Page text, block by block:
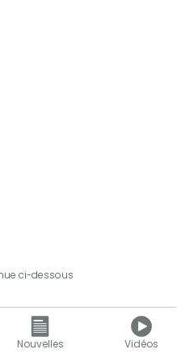
Nouvelles Vidéos
ci-dessous